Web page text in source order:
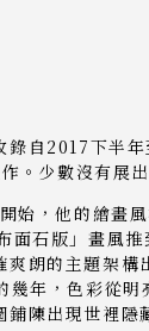
錄自2017下半
。少數沒有展
始，他的繪畫
面石版」畫風
朗的主題架
幾年，色彩從
陳出現世裡隱